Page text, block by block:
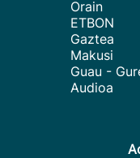
Orain
ETBON
Gaztea
Makusi
Guau -
Audioa